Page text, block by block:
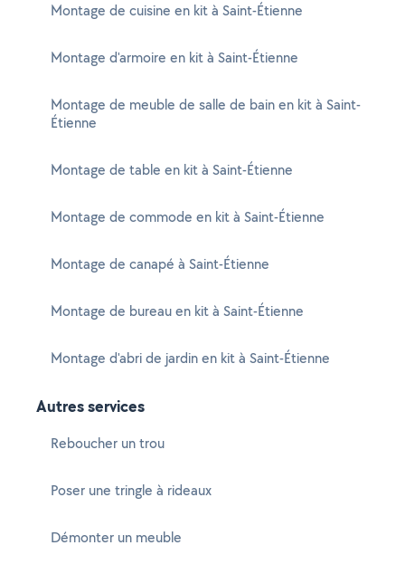
Montage de cuisine en kit à Saint-Étienne
Montage d'armoire en kit à Saint-Étienne
Montage de meuble de salle de bain en kit à Saint-
Étienne
Montage de table en kit à Saint-Étienne
Montage de commode en kit à Saint-Étienne
Montage de canapé à Saint-Étienne
Montage de bureau en kit à Saint-Étienne
Montage d'abri de jardin en kit à Saint-Étienne
Autres services
Reboucher un trou
Poser une tringle à rideaux
Démonter un meuble